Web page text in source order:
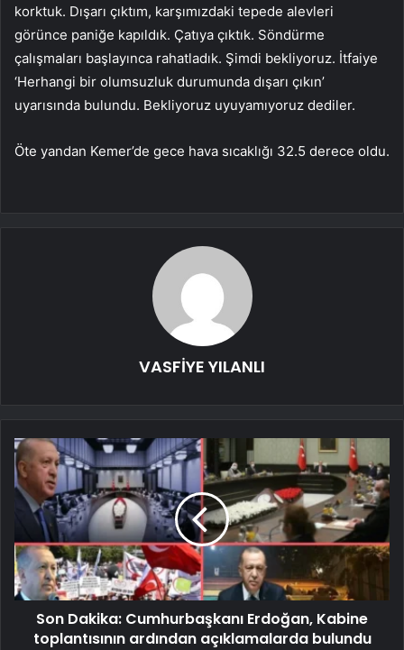
korktuk. Dışarı çıktım, karşımızdaki tepede alevleri
görünce paniğe kapıldık. Çatıya çıktık. Söndürme
çalışmaları başlayınca rahatladık. Şimdi bekliyoruz. İtfaiye
‘Herhangi bir olumsuzluk durumunda dışarı çıkın’
uyarısında bulundu. Bekliyoruz uyuyamıyoruz dediler.
Öte yandan Kemer’de gece hava sıcaklığı 32.5 derece oldu.
VASFİYE YILANLI
Son Dakika: Cumhurbaşkanı Erdoğan, Kabine
toplantısının ardından açıklamalarda bulundu